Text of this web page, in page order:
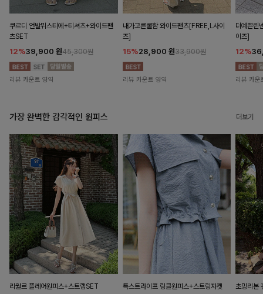
쿠르디 언발뷔스티에+티셔츠+와이드팬
츠SET
12%39,900 원45,300원
리뷰 카운트 영역
내가고른쿨함 와이드팬츠[FREE,L사이
즈]
15%28,900 원33,900원
리뷰 카운트 영역
더예쁜린
이즈]
12%
리뷰 카운
가장 완벽한 감각적인 원피스 더보기
리월르 플레어원피스+스트랩SET
특스트라이프 링클원피스+스트링자켓
초밍리본